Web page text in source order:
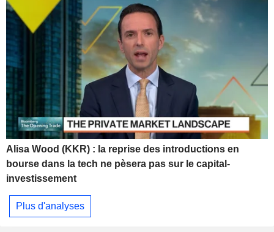
Alisa Wood (KKR) : la reprise des introductions en
bourse dans la tech ne pèsera pas sur le capital-
investissement
Plus d'analyses